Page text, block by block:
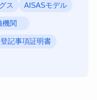
ス AISASモデル
機関
登記事項証明書